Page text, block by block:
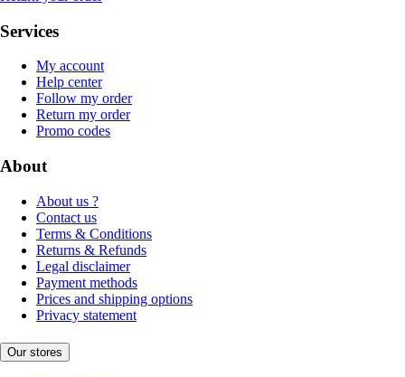
Services
My account
Help center
Follow my order
Return my order
Promo codes
About
About us ?
Contact us
Terms & Conditions
Returns & Refunds
Legal disclaimer
Payment methods
Prices and shipping options
Privacy statement
Our stores